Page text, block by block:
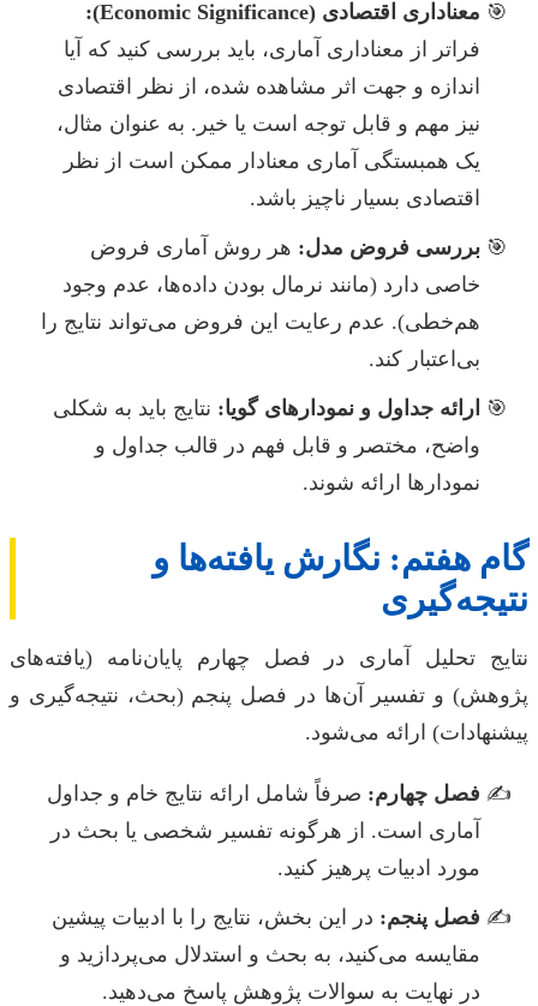
معناداری اقتصادی (Economic Significance):
فراتر از معناداری آماری، باید بررسی کنید که آیا
اندازه و جهت اثر مشاهده شده، از نظر اقتصادی
نیز مهم و قابل توجه است یا خیر. به عنوان مثال،
یک همبستگی آماری معنادار ممکن است از نظر
اقتصادی بسیار ناچیز باشد.
بررسی فروض مدل: هر روش آماری فروض
خاصی دارد (مانند نرمال بودن داده‌ها، عدم وجود
هم‌خطی). عدم رعایت این فروض می‌تواند نتایج را
بی‌اعتبار کند.
ارائه جداول و نمودارهای گویا: نتایج باید به شکلی
واضح، مختصر و قابل فهم در قالب جداول و
نمودارها ارائه شوند.
گام هفتم: نگارش یافته‌ها و
نتیجه‌گیری
نتایج تحلیل آماری در فصل چهارم پایان‌نامه (یافته‌های
پژوهش) و تفسیر آن‌ها در فصل پنجم (بحث، نتیجه‌گیری و
پیشنهادات) ارائه می‌شود.
فصل چهارم: صرفاً شامل ارائه نتایج خام و جداول
آماری است. از هرگونه تفسیر شخصی یا بحث در
مورد ادبیات پرهیز کنید.
فصل پنجم: در این بخش، نتایج را با ادبیات پیشین
مقایسه می‌کنید، به بحث و استدلال می‌پردازید و
در نهایت به سوالات پژوهش پاسخ می‌دهید.